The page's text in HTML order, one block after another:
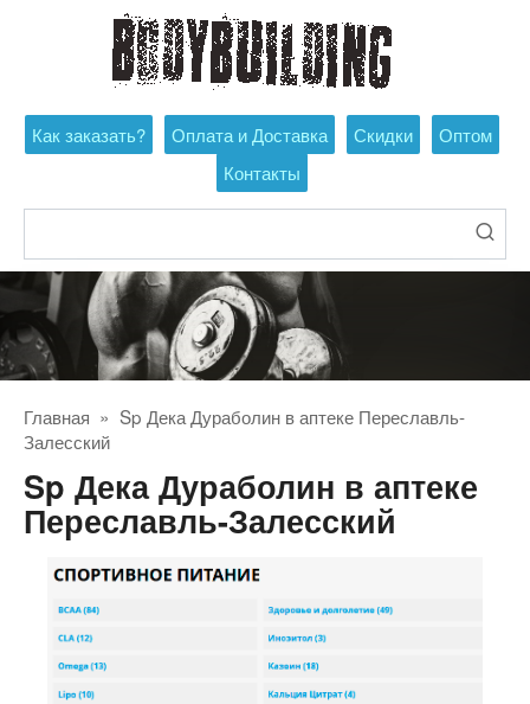
Как заказать? Оплата и Доставка Скидки
Оптом
Контакты
Главная » Sp Дека Дураболин в аптеке Переславль-
Залесский
Sp Дека Дураболин в аптеке
Переславль-Залесский